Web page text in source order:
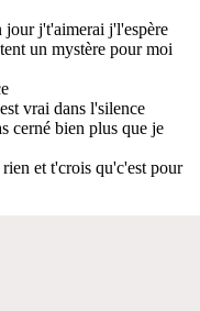
jour j't'aimerai j'l'espère
un mystère pour moi
vrai dans l'silence
cerné bien plus que je
et t'crois qu'c'est pour